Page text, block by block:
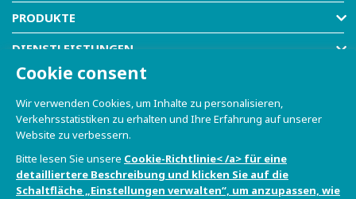
PRODUKTE
DIENSTLEISTUNGEN
RESOURCES
COMPANY
SHOP
Cookie consent
Wir verwenden Cookies, um Inhalte zu personalisieren,
Verkehrsstatistiken zu erhalten und Ihre Erfahrung auf unserer
Website zu verbessern.
Bitte lesen Sie unsere Cookie-Richtlinie< /a> für eine
detailliertere Beschreibung und klicken Sie auf die
Schaltfläche „Einstellungen verwalten“, um anzupassen, wie